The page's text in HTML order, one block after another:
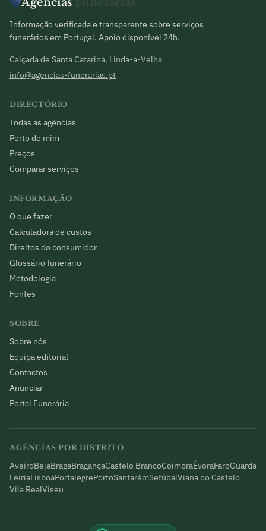
Informação verificada e transparente sobre serviços
funerários em Portugal. Apoio disponível 24h.
Calçada de Santa Catarina, Linda-a-Velha
info@agencias-funerarias.pt
DIRECTÓRIO
Todas as agências
Perto de mim
Preços
Comparar serviços
INFORMAÇÃO
O que fazer
Calculadora de custos
Direitos do consumidor
Glossário funerário
Metodologia
Fontes
SOBRE
Sobre nós
Equipa editorial
Contactos
Anunciar
Portal Funerária
AGÊNCIAS POR DISTRITO
AveiroBejaBragaBragançaCastelo BrancoCoimbraÉvoraFaroGuarda
LeiriaLisboaPortalegrePortoSantarémSetúbalViana do Castelo
Vila RealViseu